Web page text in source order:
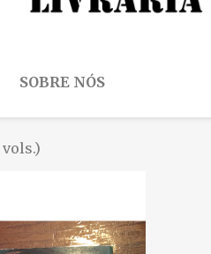
SOBRE NÓS